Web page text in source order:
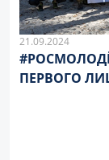
21.09.2024
ПЕРВОГО